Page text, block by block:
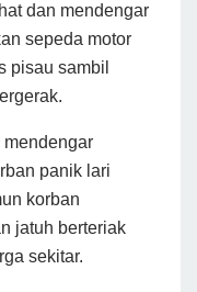
dan mendengar
sepeda motor
pisau sambil
mendengar
panik lari
korban
jatuh berteriak
sekitar.